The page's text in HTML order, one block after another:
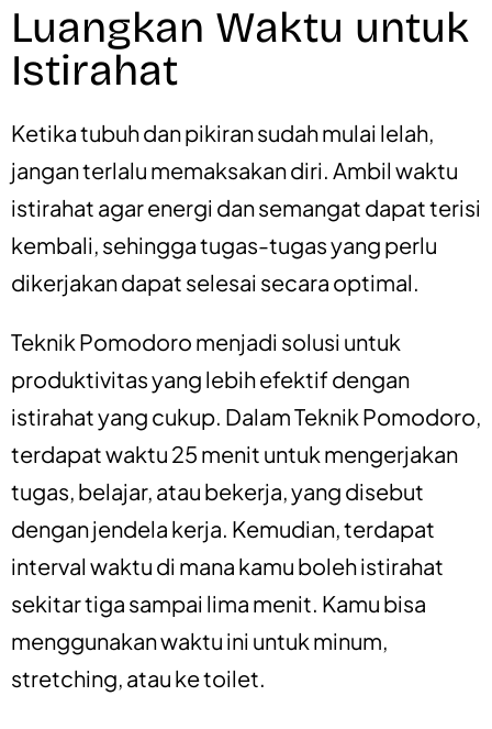
Luangkan Waktu untuk
Istirahat
Ketika tubuh dan pikiran sudah mulai lelah,
jangan terlalu memaksakan diri. Ambil waktu
istirahat agar energi dan semangat dapat terisi
kembali, sehingga tugas-tugas yang perlu
dikerjakan dapat selesai secara optimal.
Teknik Pomodoro menjadi solusi untuk
produktivitas yang lebih efektif dengan
istirahat yang cukup. Dalam Teknik Pomodoro,
terdapat waktu 25 menit untuk mengerjakan
tugas, belajar, atau bekerja, yang disebut
dengan jendela kerja. Kemudian, terdapat
interval waktu di mana kamu boleh istirahat
sekitar tiga sampai lima menit. Kamu bisa
menggunakan waktu ini untuk minum,
stretching, atau ke toilet.